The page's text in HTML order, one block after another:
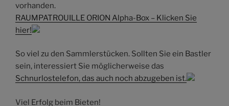
vorhanden.
RAUMPATROUILLE ORION Alpha-Box – Klicken Sie
hier!
So viel zu den Sammlerstücken. Sollten Sie ein Bastler
sein, interessiert Sie möglicherweise das
Schnurlostelefon, das auch noch abzugeben ist.
Viel Erfolg beim Bieten!